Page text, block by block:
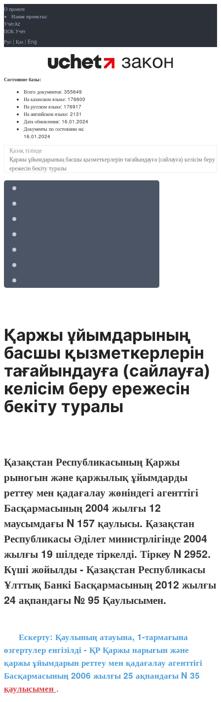
О проекте
Наши проекты:
Учёт.kz
ПОБ.Учёт
Рус | Қаз | Eng
Состояние базы:
Всего документов: 355649
На казахском языке: 176600
На русском языке: 176917
На английском языке: 2131
Дата обновления: 16.01.2024
Документы по состоянию на:
16.01.2024
Қазақ тілінде
Қаржы ұйымдарының басшы қызметкерлерін тағайындауға (сайлауға) келісім беру
ережесін бекіту туралы
Қаржы ұйымдарының
басшы қызметкерлерін
тағайындауға (сайлауға)
келісім беру ережесін
бекіту туралы
Қазақстан Республикасының Қаржы
рыногын және қаржылық ұйымдарды
реттеу мен қадағалау жөніндегі агенттігі
Басқармасының 2004 жылғы 12
маусымдағы N 157 қаулысы. Қазақстан
Республикасы Әділет министрлігінде 2004
жылғы 19 шілдеде тіркелді. Тіркеу N 2952.
Күші жойылды - Қазақстан Республикасы
Ұлттық Банкі Басқармасының 2012 жылғы
24 ақпандағы № 95 Қаулысымен.
Ескерту: Қаулының атауына, 1-тармағына
өзгертулер енгізілді - ҚР Қаржы нарығын және
қаржы ұйымдарын реттеу мен қадағалау агенттігі
Басқармасының 2006 жылғы 25 ақпандағы N 35
қаулысымен .